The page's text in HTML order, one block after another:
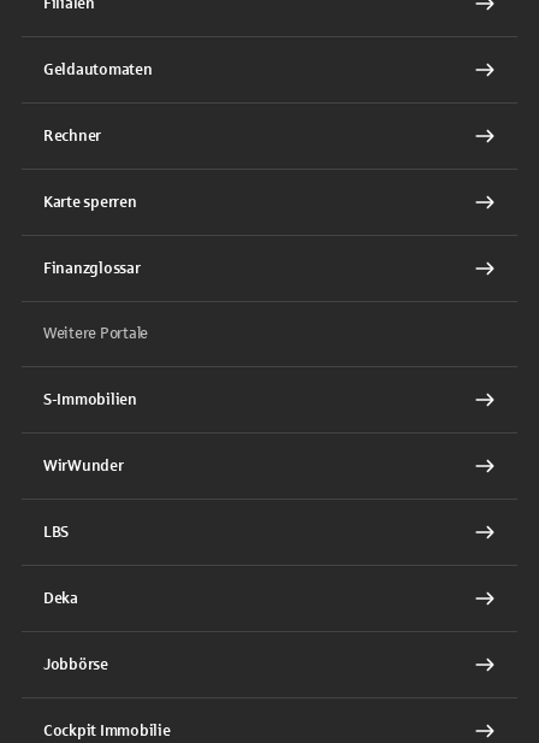
Geldautomaten
Rechner
Karte sperren
Finanzglossar
Weitere Portale
S-Immobilien
WirWunder
LBS
Deka
Jobbörse
Cockpit Immobilie